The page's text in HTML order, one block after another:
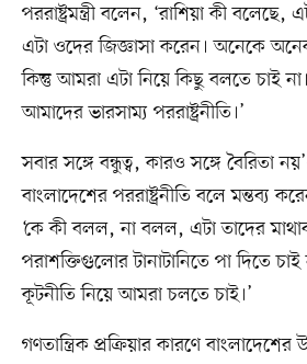
পররাষ্ট্রমন্ত্রী বলেন, ‘রাশিয়া কী
এটা ওদের জিজ্ঞাসা করেন। অনেকে
কিন্তু আমরা এটা নিয়ে কিছু বলতে চাই
আমাদের ভারসাম্য পররাষ্ট্রনীতি।’
সবার সঙ্গে বন্ধুত্ব, কারও সঙ্গে বৈরিতা
বাংলাদেশের পররাষ্ট্রনীতি বলে মন্তব্য
‘কে কী বলল, না বলল, এটা তাদের
পরাশক্তিগুলোর টানাটানিতে পা দিতে
কূটনীতি নিয়ে আমরা চলতে চাই।’
গণতান্ত্রিক প্রক্রিয়ার কারণে